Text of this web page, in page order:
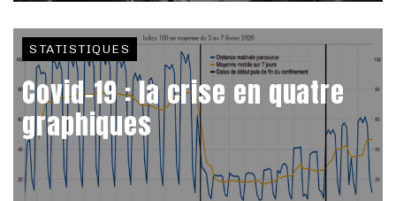
STATISTIQUES
Covid-19 : la crise en quatre
graphiques